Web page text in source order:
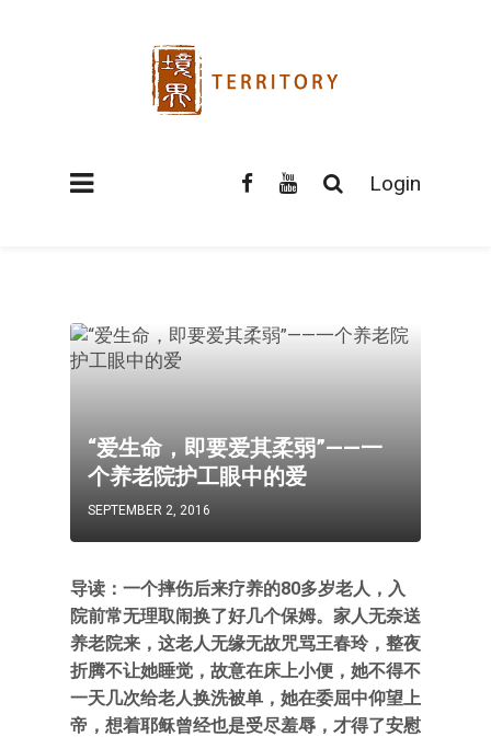
Login
“爱生命，即要爱其柔弱”——一
个养老院护工眼中的爱
SEPTEMBER 2, 2016
导读：一个摔伤后来疗养的80多岁老人，入
院前常无理取闹换了好几个保姆。家人无奈送
养老院来，这老人无缘无故咒骂王春玲，整夜
折腾不让她睡觉，故意在床上小便，她不得不
一天几次给老人换洗被单，她在委屈中仰望上
帝，想着耶稣曾经也是受尽羞辱，才得了安慰